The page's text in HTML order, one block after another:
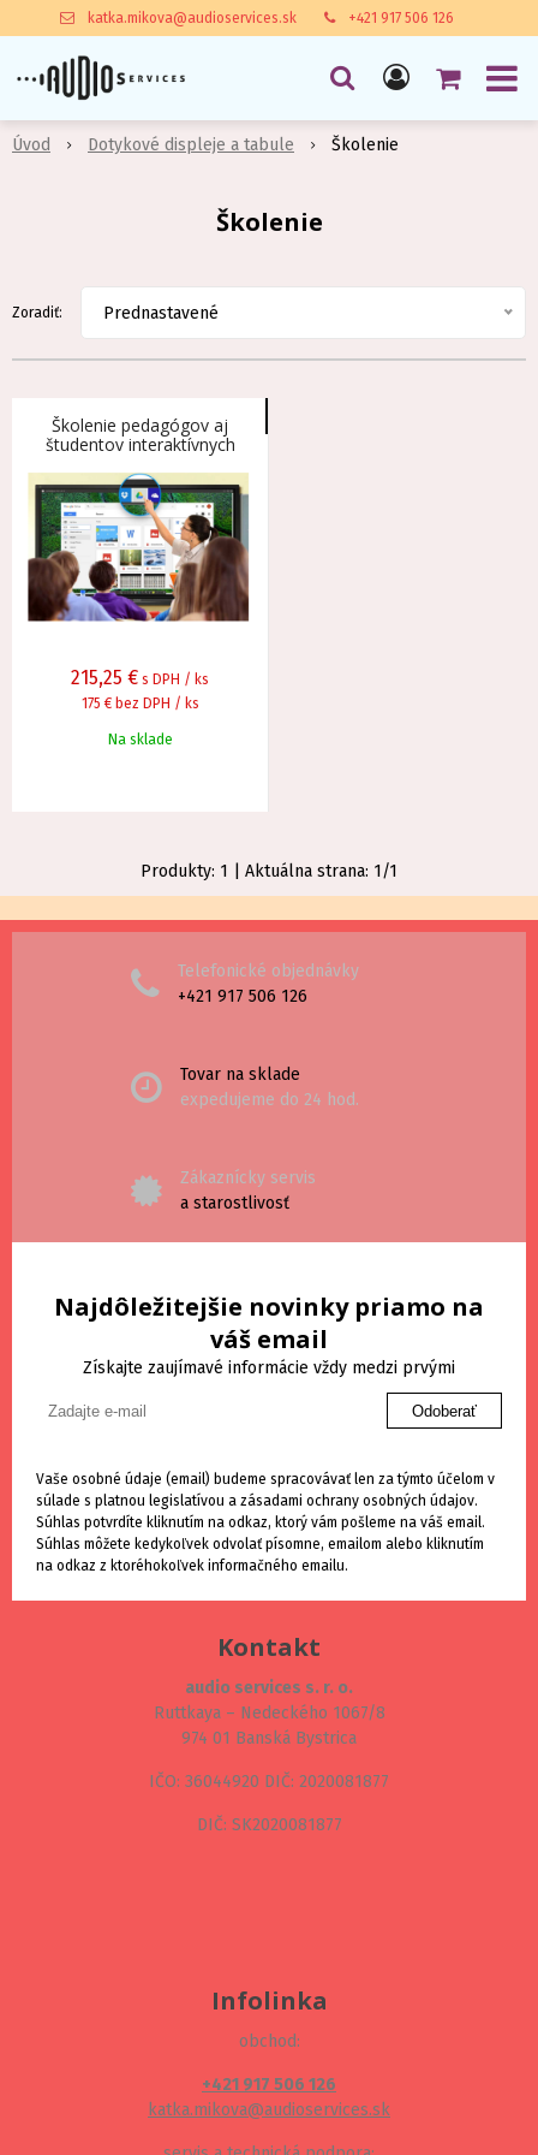
katka.mikova@audioservices.sk +421 917 506 126
Úvod Dotykové displeje a tabule Školenie
Školenie
Zoradiť: Prednastavené
Školenie pedagógov aj
študentov interaktívnych
215,25 € s DPH / ks
175 € bez DPH / ks
Na sklade
Produkty: 1 | Aktuálna strana: 1/1
Telefonické objednávky
+421 917 506 126
Tovar na sklade
expedujeme do 24 hod.
Zákaznícky servis
a starostlivosť
Najdôležitejšie novinky priamo na
váš email
Získajte zaujímavé informácie vždy medzi prvými
Odoberať
Vaše osobné údaje (email) budeme spracovávať len za týmto účelom v
súlade s platnou legislatívou a zásadami ochrany osobných údajov.
Súhlas potvrdíte kliknutím na odkaz, ktorý vám pošleme na váš email.
Súhlas môžete kedykoľvek odvolať písomne, emailom alebo kliknutím
na odkaz z ktoréhokoľvek informačného emailu.
Kontakt
audio services s. r. o.
Ruttkaya – Nedeckého 1067/8
974 01 Banská Bystrica
IČO: 36044920 DIČ: 2020081877
DIČ: SK2020081877
Infolinka
obchod:
+421 917 506 126
katka.mikova@audioservices.sk